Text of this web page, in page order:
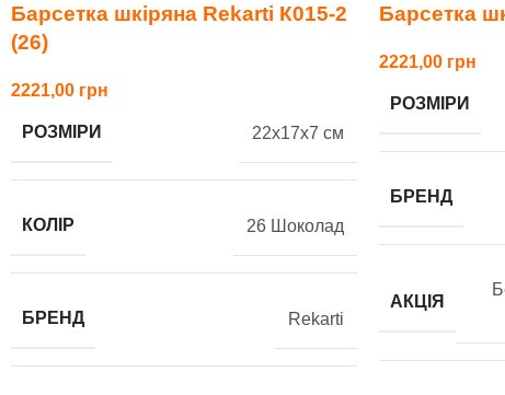
Барсетка шкіряна Rekarti К015-2
(26)
2221,00
РОЗМІРИ 22x17x7 см
КОЛІР 26 Шоколад
БРЕНД Rekarti
Барсетка
2221,00
РОЗМІРИ
БРЕНД
АКЦІЯ